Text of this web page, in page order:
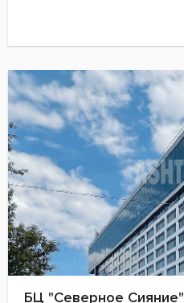
БЦ "Северное Сияние"